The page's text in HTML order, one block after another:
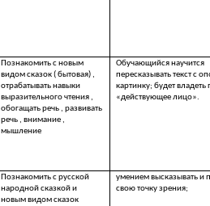
Познакомить с новым
видом сказок ( бытовая) ,
отрабатывать навыки
выразительного чтения ,
обогащать речь , развивать
речь , внимание ,
мышление
Обучающийся научится
пересказывать текст с
картинку; будет владеть
«действующее лицо».
Познакомить с русской
народной сказкой и
новым видом сказок
умением высказывать и
свою точку зрения;